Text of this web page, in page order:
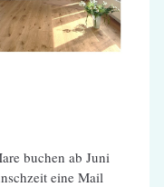
buchen ab Juni
eine Mail